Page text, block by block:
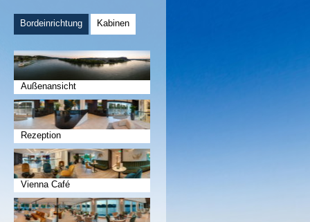
Bordeinrichtung Kabinen
Außenansicht
Rezeption
Vienna Café